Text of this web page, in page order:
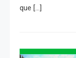
que […]